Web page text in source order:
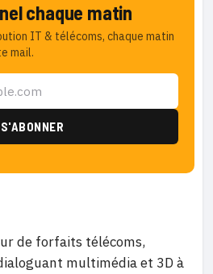
chaque matin
IT & télécoms, chaque matin
mail.
de forfaits télécoms,
multimédia et 3D à